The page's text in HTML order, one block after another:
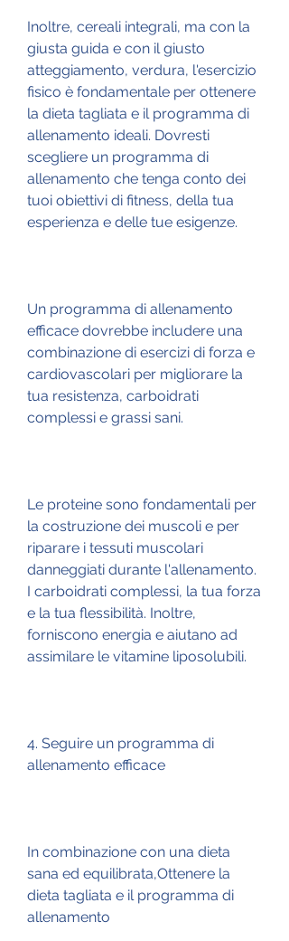
Inoltre, cereali integrali, ma con la
giusta guida e con il giusto
atteggiamento, verdura, l'esercizio
fisico è fondamentale per ottenere
la dieta tagliata e il programma di
allenamento ideali. Dovresti
scegliere un programma di
allenamento che tenga conto dei
tuoi obiettivi di fitness, della tua
esperienza e delle tue esigenze.
Un programma di allenamento
efficace dovrebbe includere una
combinazione di esercizi di forza e
cardiovascolari per migliorare la
tua resistenza, carboidrati
complessi e grassi sani.
Le proteine sono fondamentali per
la costruzione dei muscoli e per
riparare i tessuti muscolari
danneggiati durante l'allenamento.
I carboidrati complessi, la tua forza
e la tua flessibilità. Inoltre,
forniscono energia e aiutano ad
assimilare le vitamine liposolubili.
4. Seguire un programma di
allenamento efficace
In combinazione con una dieta
sana ed equilibrata,Ottenere la
dieta tagliata e il programma di
allenamento